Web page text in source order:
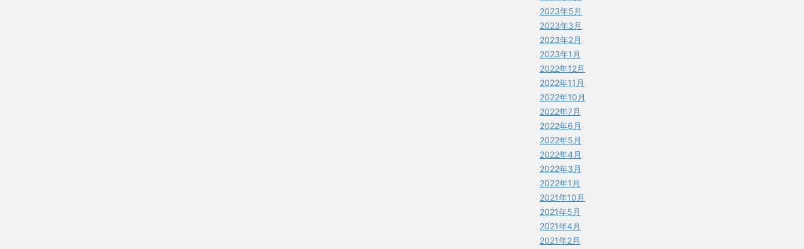
2023年5月
2023年3月
2023年2月
2023年1月
2022年12月
2022年11月
2022年10月
2022年7月
2022年6月
2022年5月
2022年4月
2022年3月
2022年1月
2021年10月
2021年5月
2021年4月
2021年2月